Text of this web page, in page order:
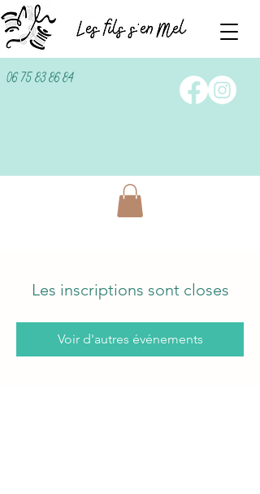
06 75 83 86 84
Les inscriptions sont closes
Voir d'autres événements